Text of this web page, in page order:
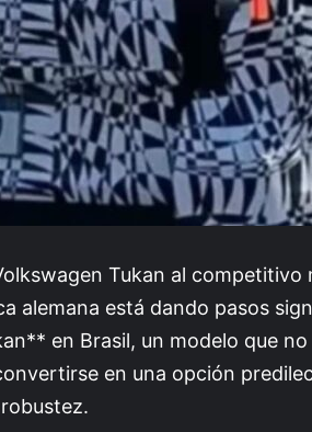
Tukan al
alemana está dando pasos
en Brasil, un modelo que
en una opción